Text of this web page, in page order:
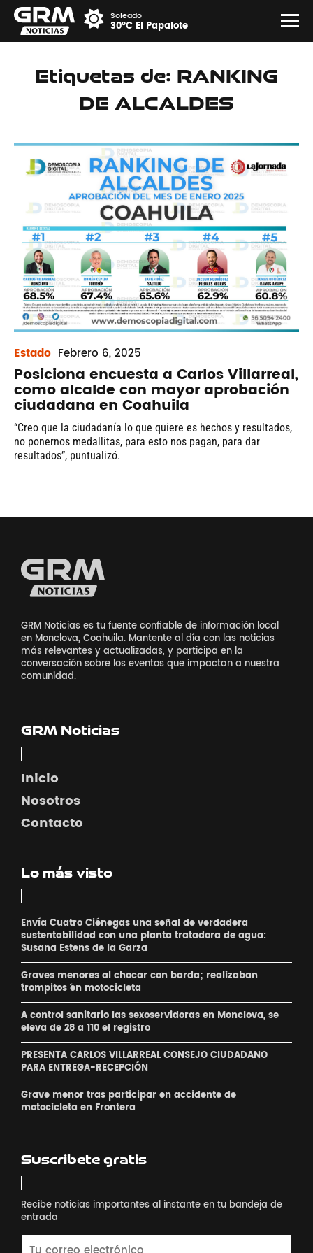
Soleado
30°C El Papalote
Etiquetas de: RANKING
DE ALCALDES
Estado Febrero 6, 2025
Posiciona encuesta a Carlos Villarreal,
como alcalde con mayor aprobación
ciudadana en Coahuila
“Creo que la ciudadanía lo que quiere es hechos y resultados,
no ponernos medallitas, para esto nos pagan, para dar
resultados”, puntualizó.
GRM Noticias es tu fuente confiable de información local
en Monclova, Coahuila. Mantente al día con las noticias
más relevantes y actualizadas, y participa en la
conversación sobre los eventos que impactan a nuestra
comunidad.
GRM Noticias
Inicio
Nosotros
Contacto
Lo más visto
Envía Cuatro Ciénegas una señal de verdadera
sustentabilidad con una planta tratadora de agua:
Susana Estens de la Garza
Graves menores al chocar con barda; realizaban
´trompitos ´en motocicleta
A control sanitario las sexoservidoras en Monclova, se
eleva de 28 a 110 el registro
PRESENTA CARLOS VILLARREAL CONSEJO CIUDADANO
PARA ENTREGA-RECEPCIÓN
Grave menor tras participar en accidente de
motocicleta en Frontera
Suscribete gratis
Recibe noticias importantes al instante en tu bandeja de
entrada